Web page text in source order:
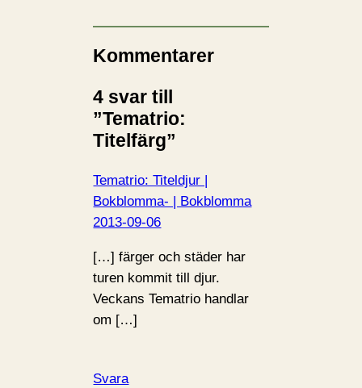
Kommentarer
4 svar till
”Tematrio:
Titelfärg”
Tematrio: Titeldjur |
Bokblomma- | Bokblomma
2013-09-06
[…] färger och städer har
turen kommit till djur.
Veckans Tematrio handlar
om […]
Svara